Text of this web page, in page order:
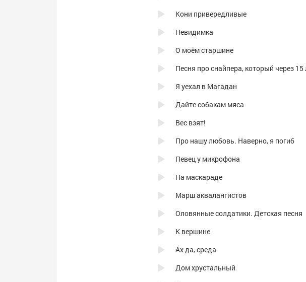
Кони привередливые
Невидимка
О моём старшине
Я уехал в Магадан
Дайте собакам мяса
Вес взят!
Про нашу любовь. Наверно, я погиб
Певец у микрофона
На маскараде
Марш аквалангистов
Оловянные солдатики. Детская песня
К вершине
Ах да, среда
Дом хрустальный